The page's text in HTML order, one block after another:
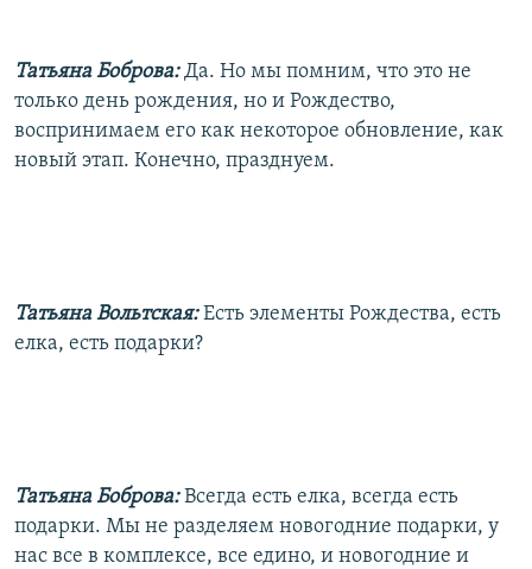
Татьяна Боброва:Да. Но мы помним, что это не
только день рождения, но и Рождество,
воспринимаем его как некоторое обновление, как
новый этап. Конечно, празднуем.
Татьяна Вольтская:Есть элементы Рождества, есть
елка, есть подарки?
Татьяна Боброва:Всегда есть елка, всегда есть
подарки. Мы не разделяем новогодние подарки, у
нас все в комплексе, все едино, и новогодние и